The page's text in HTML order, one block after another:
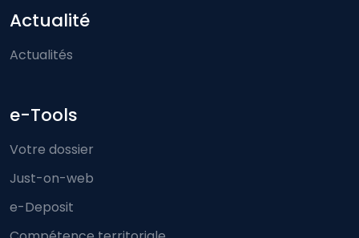
Actualité
Actualités
e-Tools
Votre dossier
Just-on-web
e-Deposit